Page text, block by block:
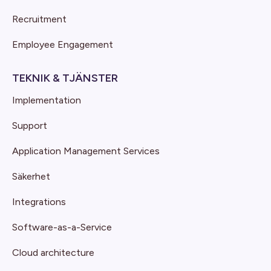
Recruitment
Employee Engagement
TEKNIK & TJÄNSTER
Implementation
Support
Application Management Services
Säkerhet
Integrations
Software-as-a-Service
Cloud architecture